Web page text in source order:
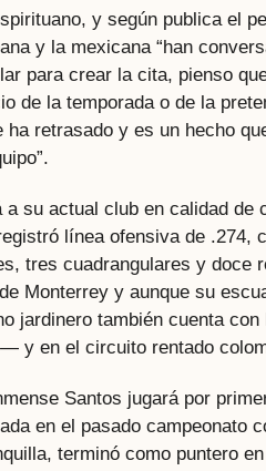
y según publica el
y la mexicana “han
para crear la cita, pienso
de la temporada o de la
ha retrasado y es un hecho
su actual club en calidad de
línea ofensiva de .274,
tres cuadrangulares y doce
Monterrey y aunque su
jardinero también cuenta
y en el circuito rentado
Santos jugará por
en el pasado campeonato
terminó como puntero